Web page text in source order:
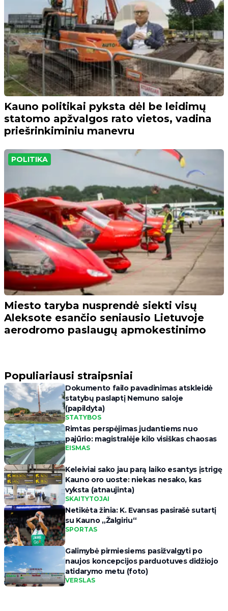
Kauno politikai pyksta dėl be leidimų
statomo apžvalgos rato vietos, vadina
priešrinkiminiu manevru
POLITIKA
Miesto taryba nusprendė siekti visų
Aleksote esančio seniausio Lietuvoje
aerodromo paslaugų apmokestinimo
Populiariausi straipsniai
Dokumento failo pavadinimas atskleidė
statybų paslaptį Nemuno saloje
(papildyta)
STATYBOS
Rimtas perspėjimas judantiems nuo
pajūrio: magistralėje kilo visiškas chaosas
EISMAS
Keleiviai sako jau parą laiko esantys įstrigę
Kauno oro uoste: niekas nesako, kas
vyksta (atnaujinta)
SKAITYTOJAI
Netikėta žinia: K. Evansas pasirašė sutartį
su Kauno „Žalgiriu“
SPORTAS
Galimybė pirmiesiems pasižvalgyti po
naujos koncepcijos parduotuves didžiojo
atidarymo metu (foto)
VERSLAS